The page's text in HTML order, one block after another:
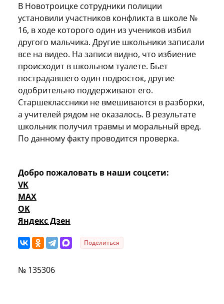
В Новотроицке сотрудники полиции
установили участников конфликта в школе №
16, в ходе которого один из учеников избил
другого мальчика. Другие школьники записали
все на видео. На записи видно, что избиение
происходит в школьном туалете. Бьет
пострадавшего один подросток, другие
одобрительно поддерживают его.
Старшеклассники не вмешиваются в разборки,
а учителей рядом не оказалось. В результате
школьник получил травмы и моральный вред.
По данному факту проводится проверка.
Добро пожаловать в наши соцсети:
VK
MAX
OK
Яндекс Дзен
Поделиться
№ 135306